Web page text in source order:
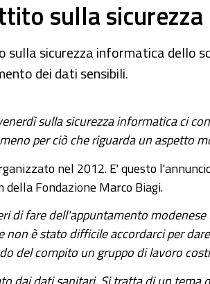
sulla sicurezza
sulla sicurezza informatica dello
dei dati sensibili.
sulla sicurezza informatica ci
per ciò che riguarda un aspetto
nel 2012. E' questo
Fondazione Marco Biagi.
di fare dell'appuntamento
è stato difficile accordarci per
del compito un gruppo di lavoro
dai dati sanitari. Si tratta di un